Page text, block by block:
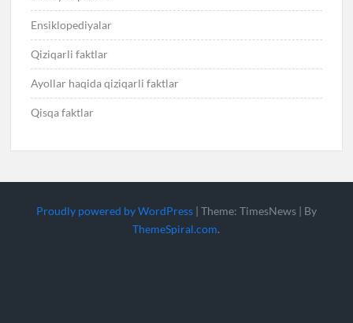
Ensiklopediyalar
Qiziqarli faktlar
Ayollar haqida qiziqarli faktlar
Qisqa faktlar
Proudly powered by WordPress | Theme: TimesNews | By
ThemeSpiral.com.